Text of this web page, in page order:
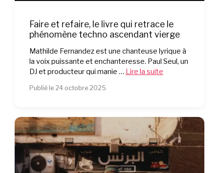
Faire et refaire, le livre qui retrace le
phénomène techno ascendant vierge
Mathilde Fernandez est une chanteuse lyrique à
la voix puissante et enchanteresse. Paul Seul, un
DJ et producteur qui manie … Lire la suite
Publié le 24 octobre 2025